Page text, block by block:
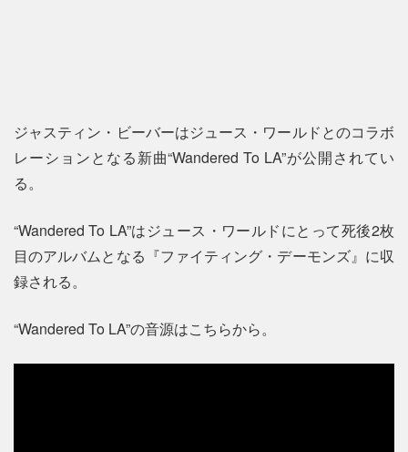
ジャスティン・ビーバーはジュース・ワールドとのコラボ
レーションとなる新曲“Wandered To LA”が公開されてい
る。
“Wandered To LA”はジュース・ワールドにとって死後2枚
目のアルバムとなる『ファイティング・デーモンズ』に収
録される。
“Wandered To LA”の音源はこちらから。